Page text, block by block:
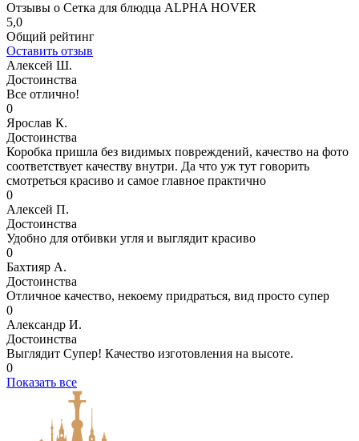
Отзывы о Сетка для блюдца ALPHA HOVER
5,0
Общий рейтинг
Оставить отзыв
Алексей Ш.
Достоинства
Все отлично!
0
Ярослав К.
Достоинства
Коробка пришла без видимых повреждений, качество на фото
соответствует качеству внутри. Да что уж тут говорить
смотреться красиво и самое главное практично
0
Алексей П.
Достоинства
Удобно для отбивки угля и выглядит красиво
0
Бахтияр А.
Достоинства
Отличное качество, некоему придраться, вид просто супер
0
Александр И.
Достоинства
Выглядит Супер! Качество изготовления на высоте.
0
Показать все